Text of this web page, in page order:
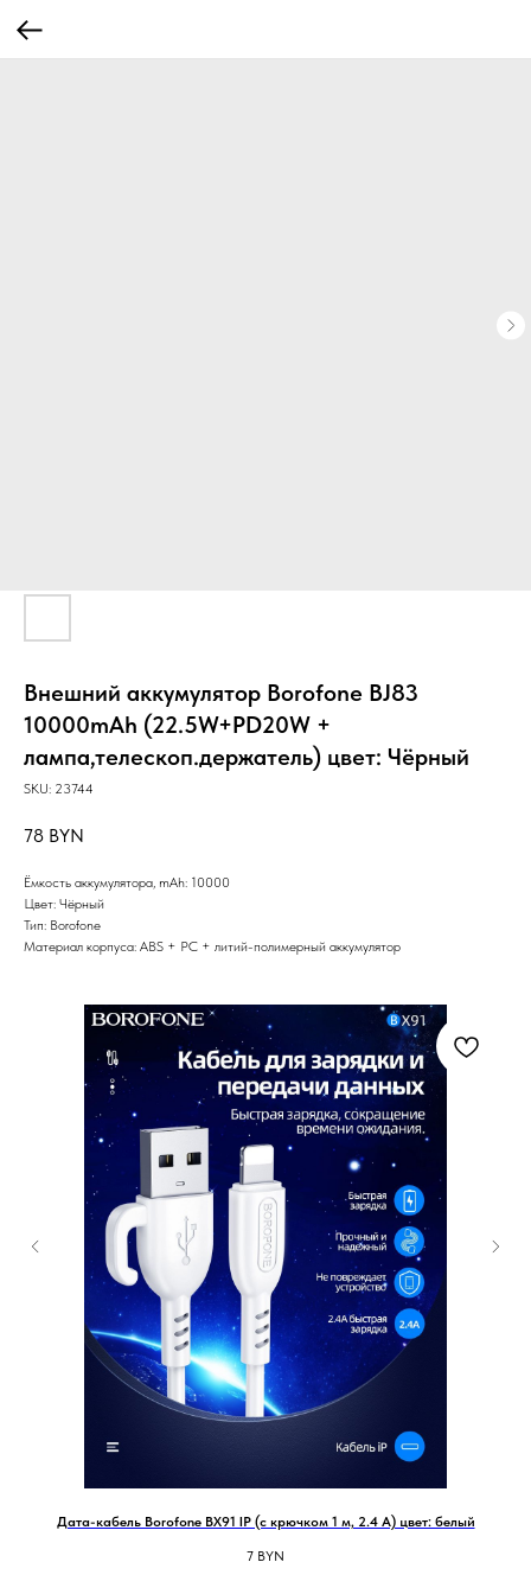
Внешний аккумулятор Borofone BJ83
10000mAh (22.5W+PD20W +
лампа,телескоп.держатель) цвет: Чёрный
SKU: 23744
78 BYN
Ёмкость аккумулятора, mAh: 10000
Цвет: Чёрный
Тип: Borofone
Материал корпуса: ABS + PC + литий-полимерный аккумулятор
Дата-кабель Borofone BX91 IP (с крючком 1 м, 2.4 A) цвет: белый
7 BYN